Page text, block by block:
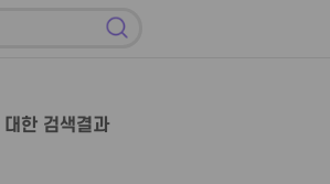
대한 검색결과